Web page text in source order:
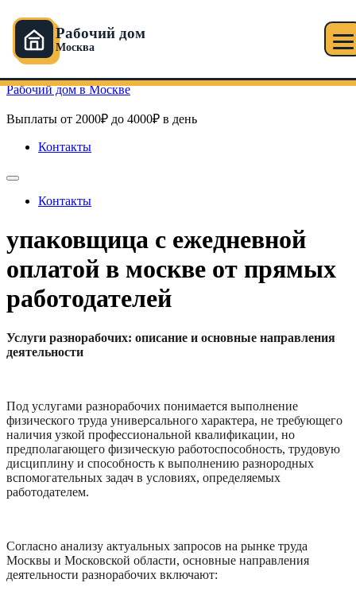
Рабочий дом
Москва
Перейти к содержимому
Рабочий дом в Москве
Выплаты от 2000₽ до 4000₽ в день
Контакты
Контакты
упаковщица с ежедневной
оплатой в москве от прямых
работодателей
Услуги разнорабочих: описание и основные направления
деятельности
Под услугами разнорабочих понимается выполнение
физического труда универсального характера, не требующего
наличия узкой профессиональной квалификации, но
предполагающего физическую работоспособность, трудовую
дисциплину и способность к выполнению разнородных
вспомогательных задач в условиях, определяемых
работодателем.
Согласно анализу актуальных запросов на рынке труда
Москвы и Московской области, основные направления
деятельности разнорабочих включают: